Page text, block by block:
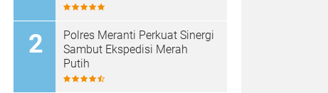
Polres Meranti Perkuat Sinergi
Sambut Ekspedisi Merah
Putih